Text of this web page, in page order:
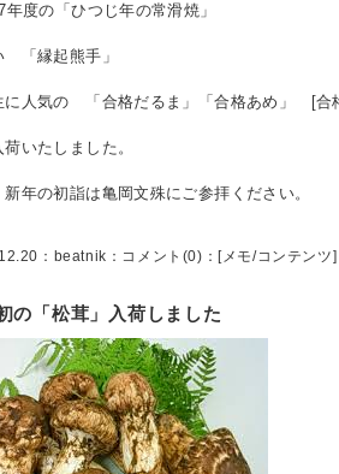
年度の「ひつじ年の常滑焼」
「縁起熊手」
に人気の 「合格だるま」「合格あめ」 [合
いたしました。
新年の初詣は亀岡文殊にご参拝ください。
： beatnik ： コメント(0) ：[メモ/コンテンツ]
の「松茸」入荷しました